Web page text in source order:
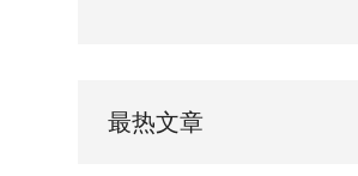
最热文章